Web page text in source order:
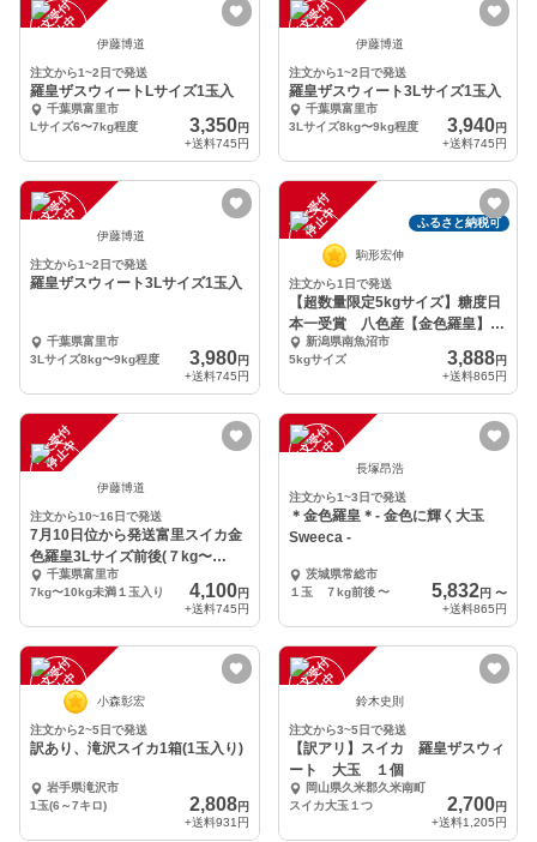
注
文
受
付
停
止
中 伊藤博道
注文から1~2日で発送
羅皇ザスウィートLサイズ1玉入
千葉県富里市
Lサイズ6〜7kg程度
3,350円
+送料745円
注
文
受
付
停
止
中 伊藤博道
注文から1~2日で発送
羅皇ザスウィート3Lサイズ1玉入
千葉県富里市
3Lサイズ8kg〜9kg程度
3,940円
+送料745円
注
文
受
付
停
止
中 伊藤博道
注文から1~2日で発送
羅皇ザスウィート3Lサイズ1玉入
千葉県富里市
3Lサイズ8kg〜9kg程度
3,980円
+送料745円
注
文
受
付
停
止
中 ふるさと納税可
駒形宏伸
注文から1日で発送
【超数量限定5kgサイズ】糖度日
本一受賞 八色産【金色羅皇】ス
イカ新潟県南魚沼市
5kgサイズ
3,888円
+送料865円
注
文
受
付
停
止
中
伊藤博道
注文から10~16日で発送
7月10日位から発送富里スイカ金
色羅皇3Lサイズ前後(７kg〜
10kg)1玉。
千葉県富里市
7kg〜10kg未満１玉入り
4,100円
+送料745円
注
文
受
付
停
止
中 長塚昂浩
注文から1~3日で発送
＊金色羅皇＊- 金色に輝く大玉
Sweeca -
茨城県常総市
１玉 ７kg前後 〜 5,832円 〜
+送料865円
注
文
受
付
停
止
中 小森彰宏
注文から2~5日で発送
訳あり、滝沢スイカ1箱(1玉入り)
岩手県滝沢市
1玉(6～7キロ)
2,808円
+送料931円
注
文
受
付
停
止
中 鈴木史則
注文から3~5日で発送
【訳アリ】スイカ 羅皇ザスウィ
ート 大玉 １個
岡山県久米郡久米南町
スイカ大玉１つ
2,700円
+送料1,205円